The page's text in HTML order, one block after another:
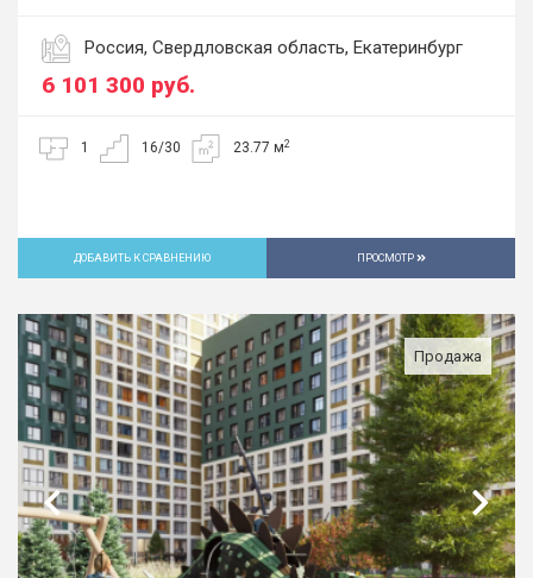
Россия, Свердловская область, Екатеринбург
6 101 300 руб.
1 16/30 23.77 м2
ДОБАВИТЬ К СРАВНЕНИЮ ПРОСМОТР
Продажа